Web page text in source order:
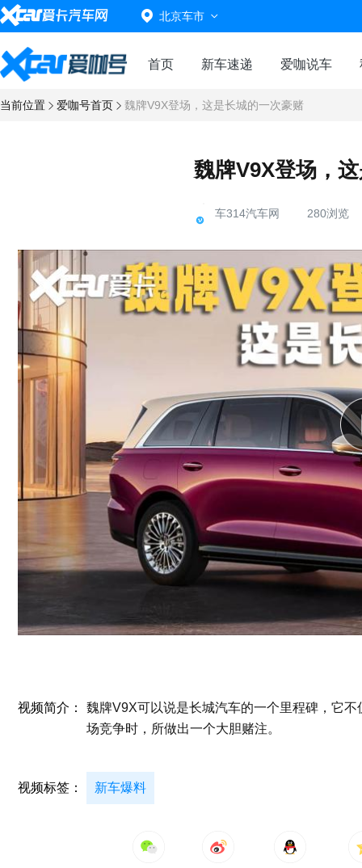
北京车市
首页 新车速递 爱咖说车
当前位置 爱咖号首页 魏牌V9X登场，这是长城的一次豪赌
魏牌V9X登场，
车314汽车网 280浏览
视频简介：
魏牌V9X可以说是长城汽车的一个里程碑，它
场竞争时，所做出一个大胆赌注。
视频标签： 新车爆料